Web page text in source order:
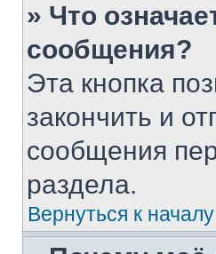
» Что
сообщения?
Эта кнопка
закончить и
сообщения
раздела.
Вернуться к началу